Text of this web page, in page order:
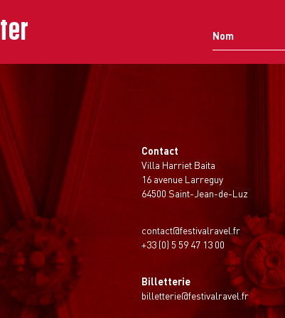
Contact
Villa Harriet Baita
16 avenue Larreguy
64500 Saint-Jean-de-Luz
contact@festivalravel.fr
+33 (0) 5 59 47 13 00
Billetterie
billetterie@festivalravel.fr